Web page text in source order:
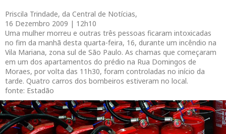
Priscila Trindade, da Central de Notícias,
16 Dezembro 2009 | 12h10
Uma mulher morreu e outras três pessoas ficaram intoxicadas
no fim da manhã desta quarta-feira, 16, durante um incêndio na
Vila Mariana, zona sul de São Paulo. As chamas que começaram
em um dos apartamentos do prédio na Rua Domingos de
Moraes, por volta das 11h30, foram controladas no início da
tarde. Quatro carros dos bombeiros estiveram no local.
fonte: Estadão